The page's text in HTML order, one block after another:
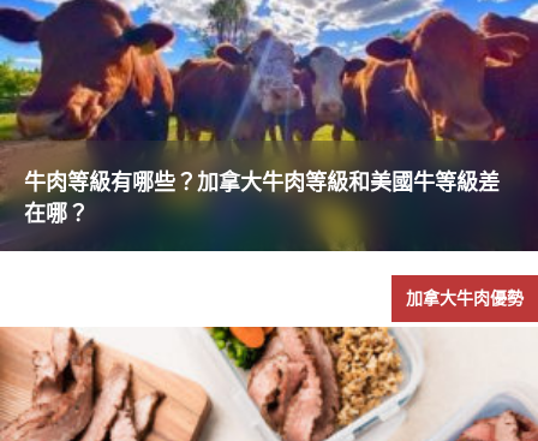
牛肉等級有哪些？加拿大牛肉等級和美國牛等級差
在哪？
加拿大牛肉優勢